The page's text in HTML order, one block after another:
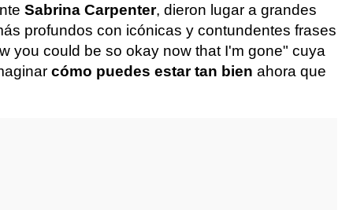
Sabrina Carpenter, dieron lugar a grandes
profundos con icónicas y contundentes frases
you could be so okay now that I'm gone" cuya
cómo puedes estar tan bien ahora que